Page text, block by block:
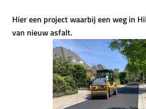
Hier een project waarbij een weg in
van nieuw asfalt.